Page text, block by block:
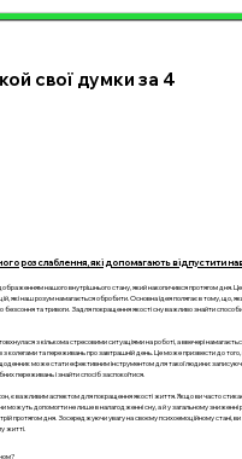
свої думки за 4
розслаблення, які допомагають відпустити
нашого внутрішнього стану, який накопичився протягом дня.
які наш розум намагається обробити. Основна ідея полягає в тому, що,
та тривоги. Задля покращення якості сну важливо знайти способи
з кількома стресовими ситуаціями на роботі, а ввечері намагається
колегами та переживань про завтрашній день. Це може призвести до того,
щоденник може стати ефективним інструментом для такої людини:
переживань і знайти спосіб заспокоїтися.
є важливим аспектом для покращення якості життя. Якщо ви часто
можуть допомогти не лише в налагодженні сну, а й у загальному зниженні
протягом дня. Зосереджуючи увагу на своєму психоемоційному стані,
житті.